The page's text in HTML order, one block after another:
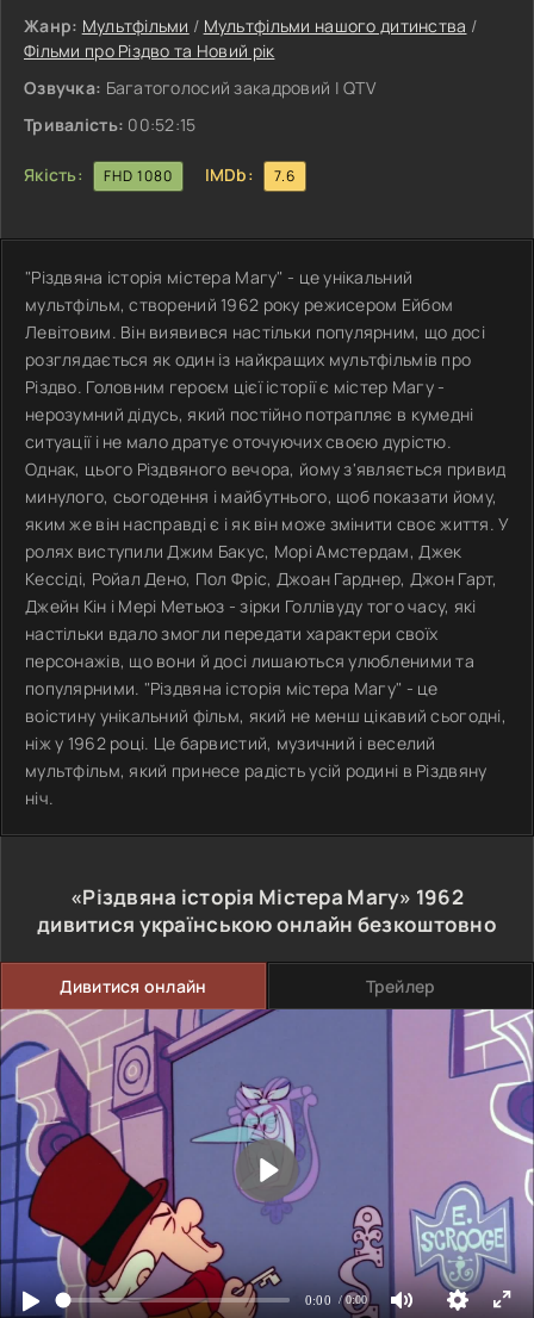
Жанр: Мультфільми / Мультфільми нашого дитинства /
Фільми про Різдво та Новий рік
Озвучка: Багатоголосий закадровий | QTV
Тривалість: 00:52:15
Якість: FHD 1080 IMDb: 7.6
"Різдвяна історія містера Магу" - це унікальний
мультфільм, створений 1962 року режисером Ейбом
Левітовим. Він виявився настільки популярним, що досі
розглядається як один із найкращих мультфільмів про
Різдво. Головним героєм цієї історії є містер Магу -
нерозумний дідусь, який постійно потрапляє в кумедні
ситуації і не мало дратує оточуючих своєю дурістю.
Однак, цього Різдвяного вечора, йому з'являється привид
минулого, сьогодення і майбутнього, щоб показати йому,
яким же він насправді є і як він може змінити своє життя. У
ролях виступили Джим Бакус, Морі Амстердам, Джек
Кессіді, Ройал Дено, Пол Фріс, Джоан Гарднер, Джон Гарт,
Джейн Кін і Мері Метьюз - зірки Голлівуду того часу, які
настільки вдало змогли передати характери своїх
персонажів, що вони й досі лишаються улюбленими та
популярними. "Різдвяна історія містера Магу" - це
воістину унікальний фільм, який не менш цікавий сьогодні,
ніж у 1962 році. Це барвистий, музичний і веселий
мультфільм, який принесе радість усій родині в Різдвяну
ніч.
«Різдвяна історія Містера Магу» 1962
дивитися українською онлайн безкоштовно
Дивитися онлайн Трейлер